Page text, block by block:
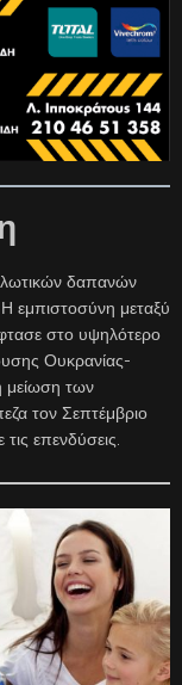
δαπανών
εμπιστοσύνη μεταξύ
στο υψηλότερο
Ουκρανίας-
μείωση των
τον Σεπτέμβριο
επενδύσεις.